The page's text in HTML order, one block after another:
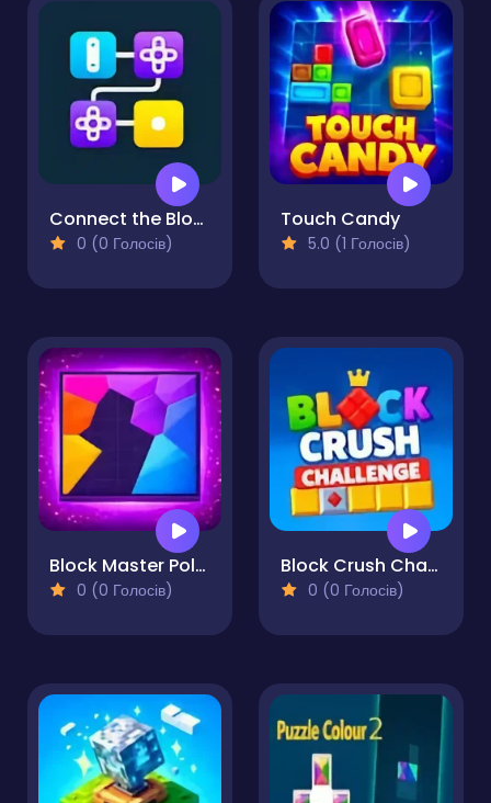
Connect the Blocks Mind Grid
0 (0 Голосів)
Touch Candy
5.0 (1 Голосів)
Block Master Polygonal Puzzle
0 (0 Голосів)
Block Crush Challenge
0 (0 Голосів)